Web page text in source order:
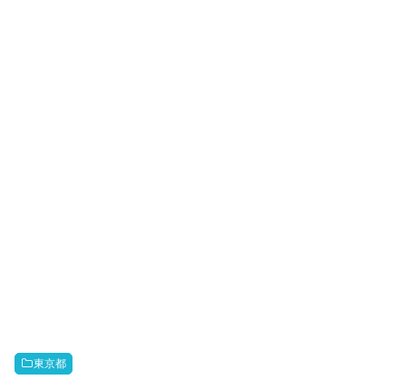
東京都